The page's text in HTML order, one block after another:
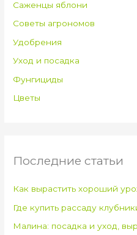
Саженцы яблони
Советы агрономов
Удобрения
Уход и посадка
Фунгициды
Цветы
Последние статьи
Как вырастить хороший
Где купить рассаду
Малина: посадка и уход,